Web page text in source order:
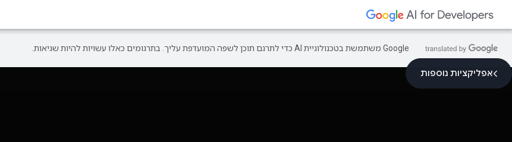
‫Google משתמשת בטכנולוגיית AI כדי לתרגם תוכן לשפה המועדפת עליך. בתרגומים כאלו עשויות להיות שגיאות.
אפליקציות נוספות